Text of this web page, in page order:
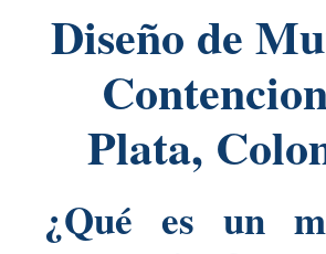
Diseño de
Plata,
¿Qué es un